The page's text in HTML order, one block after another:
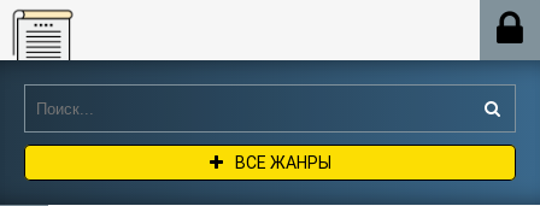
Online-knigi.org
ВСЕ ЖАНРЫ